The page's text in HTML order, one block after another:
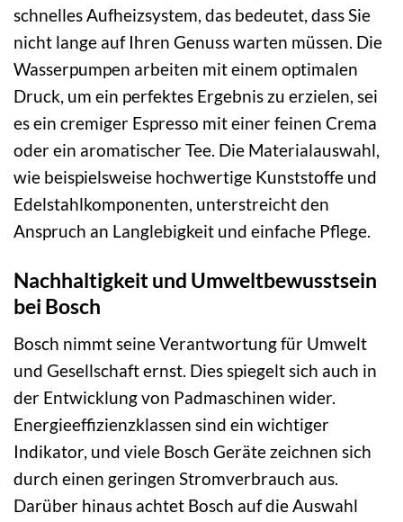
schnelles Aufheizsystem, das bedeutet, dass Sie
nicht lange auf Ihren Genuss warten müssen. Die
Wasserpumpen arbeiten mit einem optimalen
Druck, um ein perfektes Ergebnis zu erzielen, sei
es ein cremiger Espresso mit einer feinen Crema
oder ein aromatischer Tee. Die Materialauswahl,
wie beispielsweise hochwertige Kunststoffe und
Edelstahlkomponenten, unterstreicht den
Anspruch an Langlebigkeit und einfache Pflege.
Nachhaltigkeit und Umweltbewusstsein
bei Bosch
Bosch nimmt seine Verantwortung für Umwelt
und Gesellschaft ernst. Dies spiegelt sich auch in
der Entwicklung von Padmaschinen wider.
Energieeffizienzklassen sind ein wichtiger
Indikator, und viele Bosch Geräte zeichnen sich
durch einen geringen Stromverbrauch aus.
Darüber hinaus achtet Bosch auf die Auswahl